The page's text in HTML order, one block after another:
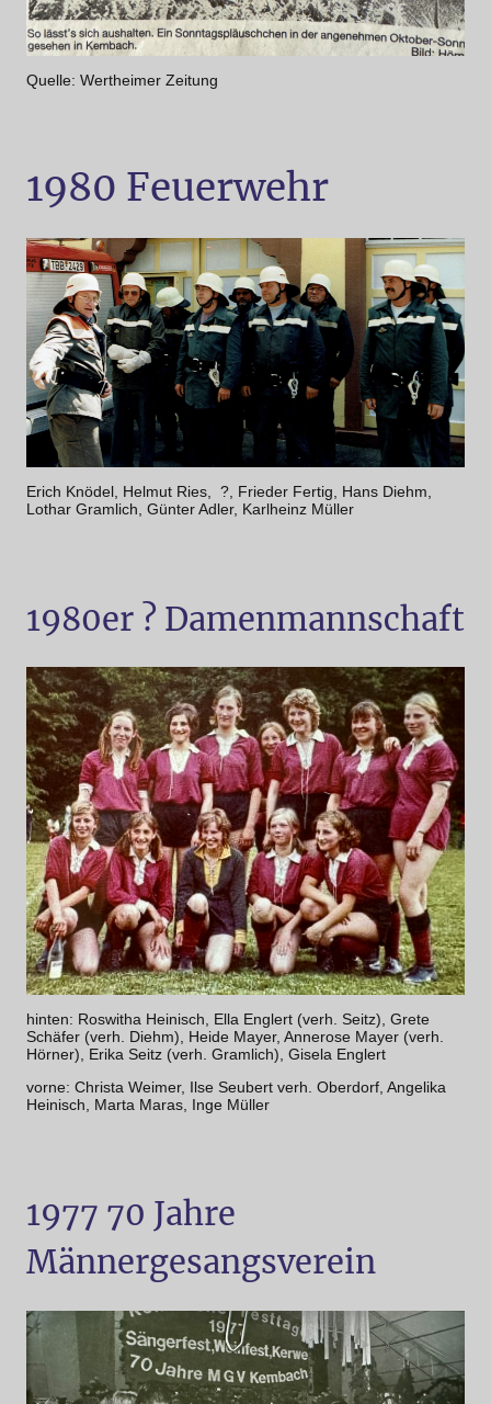
Quelle: Wertheimer Zeitung
1980 Feuerwehr
Erich Knödel, Helmut Ries, ?, Frieder Fertig, Hans Diehm,
Lothar Gramlich, Günter Adler, Karlheinz Müller
1980er ? Damenmannschaft
hinten: Roswitha Heinisch, Ella Englert (verh. Seitz), Grete
Schäfer (verh. Diehm), Heide Mayer, Annerose Mayer (verh.
Hörner), Erika Seitz (verh. Gramlich), Gisela Englert
vorne: Christa Weimer, Ilse Seubert verh. Oberdorf, Angelika
Heinisch, Marta Maras, Inge Müller
1977 70 Jahre
Männergesangsverein